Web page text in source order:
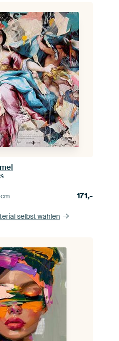
cm 171,-
selbst wählen